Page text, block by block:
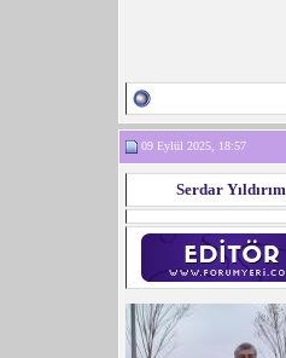
09 Eylül 2025, 18:57
Serdar Yıldırım